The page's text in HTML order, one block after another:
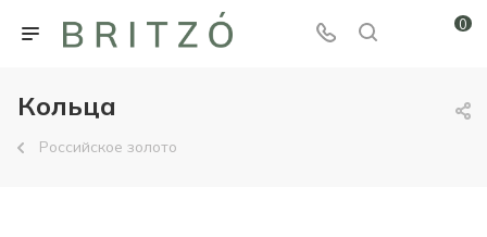
0
Кольца
Российское золото